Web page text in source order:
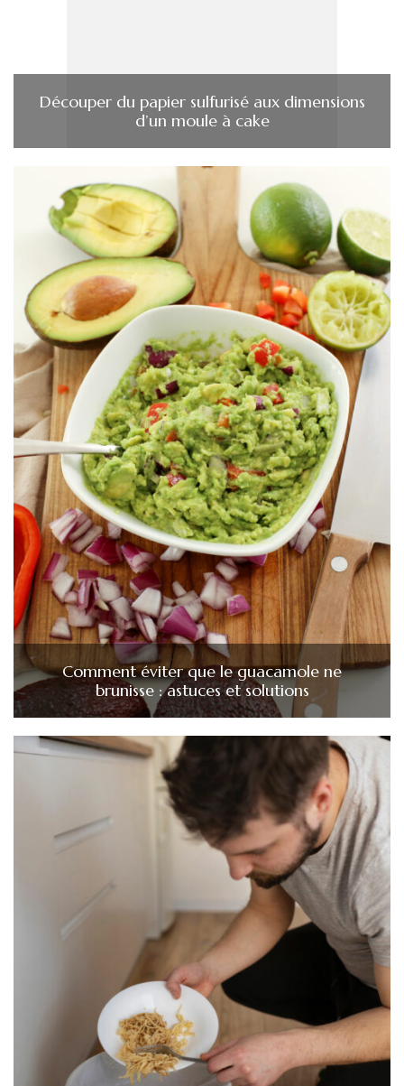
Découper du papier sulfurisé aux dimensions
d’un moule à cake
Comment éviter que le guacamole ne
brunisse : astuces et solutions